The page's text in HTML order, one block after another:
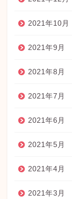
2021年10月
2021年9月
2021年8月
2021年7月
2021年6月
2021年5月
2021年4月
2021年3月